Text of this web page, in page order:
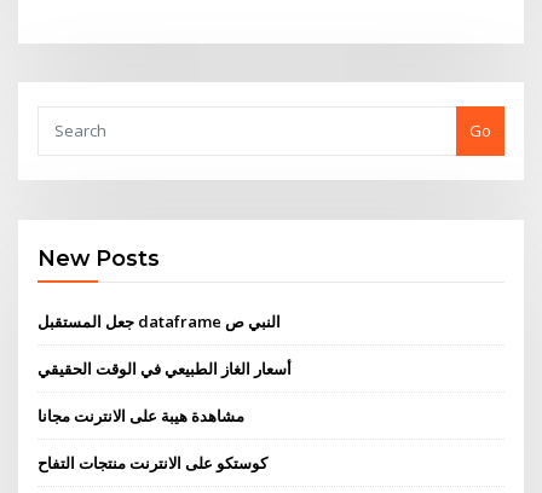
Go
New Posts
جعل المستقبل dataframe النبي ص
أسعار الغاز الطبيعي في الوقت الحقيقي
مشاهدة هيبة على الانترنت مجانا
كوستكو على الانترنت منتجات التفاح